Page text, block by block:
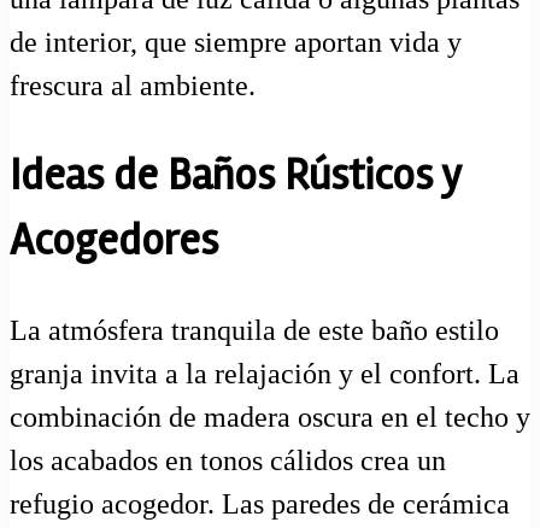
de interior, que siempre aportan vida y
frescura al ambiente.
Ideas de Baños Rústicos y
Acogedores
La atmósfera tranquila de este baño estilo
granja invita a la relajación y el confort. La
combinación de madera oscura en el techo y
los acabados en tonos cálidos crea un
refugio acogedor. Las paredes de cerámica